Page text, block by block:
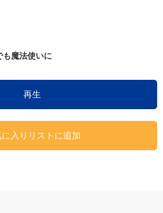
ご質問
新曲・ランキングなど
ケ最新情報をチェック！
も魔法使いに
再生
に入りリストに追加